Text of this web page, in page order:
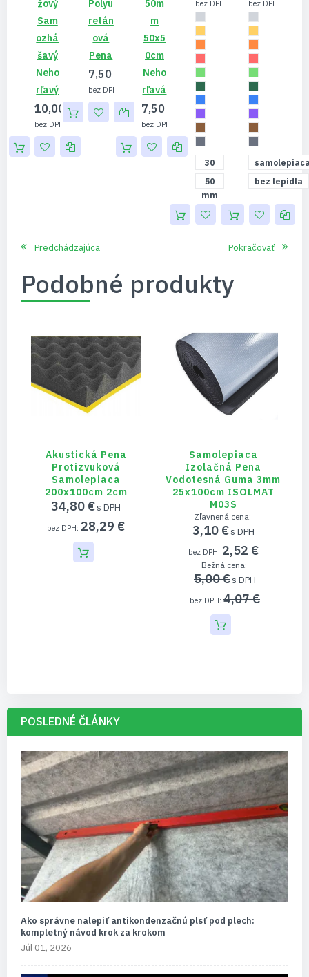
Žový
Sam
Ozhá
Šavý
Neho
Rľavý
10,00 €
8,13 €
Polyu
Retán
Ová
Pena
7,50 €
6,10 €
50m
M
50x5
0cm
Neho
Rľavá
7,50 €
6,10 €
5,61 €
30
mm
50
mm
bez lepidla
Predchádzajúca Pokračovať
Podobné produkty
Akustická Pena
Protizvuková
Samolepiaca
200x100cm 2cm
34,80 €
28,29 €
Samolepiaca
Izolačná Pena
Vodotesná Guma 3mm
25x100cm ISOLMAT
M03S
Zľavnená cena
3,10 €
2,52 €
Bežná cena
5,00 €
4,07 €
POSLEDNÉ ČLÁNKY
Ako správne nalepiť antikondenzačnú plsť pod plech:
kompletný návod krok za krokom
Júl 01, 2026